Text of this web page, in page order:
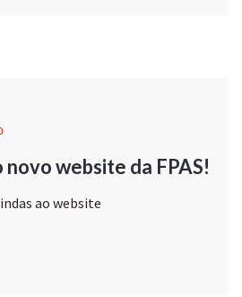
novo website da FPAS!
ao website